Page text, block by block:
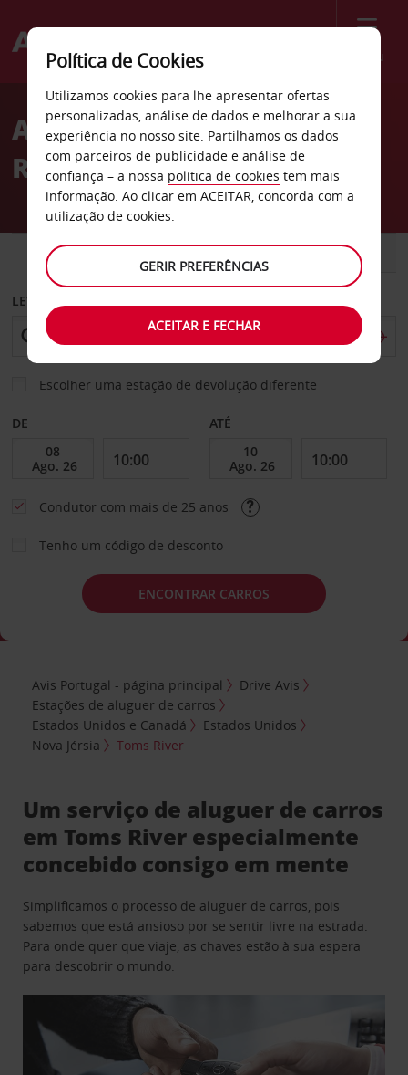
Menu
Welcome
AvisAluguer de carros Toms
River
CARRO COMERCIAIS
LEVANTAR EM
Escolher uma estação de devolução diferente
DE ATÉ
Condutor com mais de 25 anos
Tenho um código de desconto
ENCONTRAR CARROS
Avis Portugal - página principal
Drive Avis
Estações de aluguer de carros
Estados Unidos e Canadá
Estados Unidos
Nova Jérsia
Toms River
Um serviço de aluguer de carros
em Toms River especialmente
concebido consigo em mente
Simplificamos o processo de aluguer de carros, pois
sabemos que está ansioso por se sentir livre na estrada.
Para onde quer que viaje, as chaves estão à sua espera
para descobrir o mundo.
Política de Cookies
Utilizamos cookies para lhe apresentar ofertas
personalizadas, análise de dados e melhorar a sua
experiência no nosso site. Partilhamos os dados
com parceiros de publicidade e análise de
confiança – a nossa política de cookies tem mais
informação. Ao clicar em ACEITAR, concorda com a
utilização de cookies.
GERIR PREFERÊNCIAS
ACEITAR E FECHAR